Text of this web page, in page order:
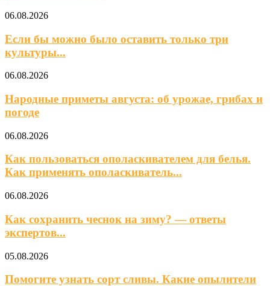
06.08.2026
Если бы можно было оставить только три
культуры...
06.08.2026
Народные приметы августа: об урожае, грибах и
погоде
06.08.2026
Как пользоваться ополаскивателем для белья.
Как применять ополаскиватель...
06.08.2026
Как сохранить чеснок на зиму? — ответы
экспертов...
05.08.2026
Помогите узнать сорт сливы. Какие опылители